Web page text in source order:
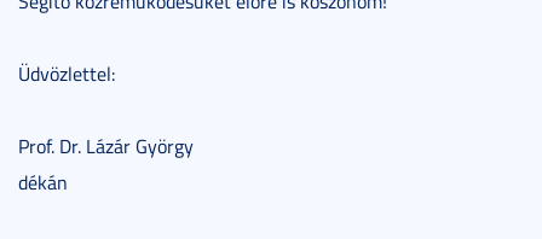
Üdvözlettel:
Prof. Dr. Lázár György
dékán